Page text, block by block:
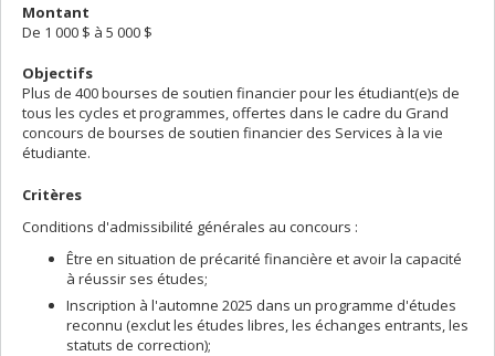
Montant
De 1 000 $ à 5 000 $
Objectifs
Plus de 400 bourses de soutien financier pour les étudiant(e)s de
tous les cycles et programmes, offertes dans le cadre du Grand
concours de bourses de soutien financier des Services à la vie
étudiante.
Critères
Conditions d'admissibilité générales au concours :
Être en situation de précarité financière et avoir la capacité
à réussir ses études;
Inscription à l'automne 2025 dans un programme d'études
reconnu (exclut les études libres, les échanges entrants, les
statuts de correction);